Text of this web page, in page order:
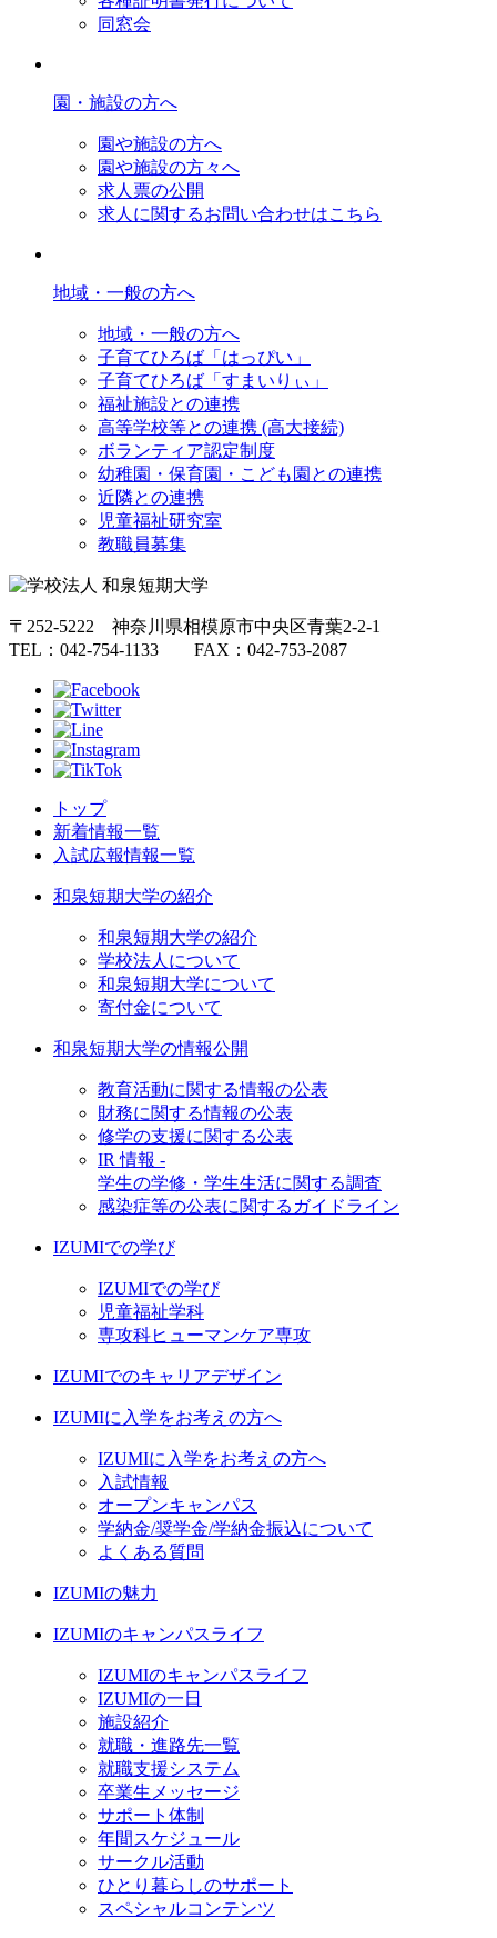
同窓会
園・施設の方へ
園や施設の方へ
園や施設の方々へ
求人票の公開
求人に関するお問い合わせはこちら
地域・一般の方へ
地域・一般の方へ
子育てひろば「はっぴい」
子育てひろば「すまいりぃ」
福祉施設との連携
高等学校等との連携 (高大接続)
ボランティア認定制度
幼稚園・保育園・こども園との連携
近隣との連携
児童福祉研究室
教職員募集
〒252-5222 神奈川県相模原市中央区青葉2-2-1
TEL：042-754-1133 FAX：042-753-2087
トップ
新着情報一覧
入試広報情報一覧
和泉短期大学の紹介
和泉短期大学の紹介
学校法人について
和泉短期大学について
寄付金について
和泉短期大学の情報公開
教育活動に関する情報の公表
財務に関する情報の公表
修学の支援に関する公表
IR 情報 -
学生の学修・学生生活に関する調査
感染症等の公表に関するガイドライン
IZUMIでの学び
IZUMIでの学び
児童福祉学科
専攻科ヒューマンケア専攻
IZUMIでのキャリアデザイン
IZUMIに入学をお考えの方へ
IZUMIに入学をお考えの方へ
入試情報
オープンキャンパス
学納金/奨学金/学納金振込について
よくある質問
IZUMIの魅力
IZUMIのキャンパスライフ
IZUMIのキャンパスライフ
IZUMIの一日
施設紹介
就職・進路先一覧
就職支援システム
卒業生メッセージ
サポート体制
年間スケジュール
サークル活動
ひとり暮らしのサポート
スペシャルコンテンツ